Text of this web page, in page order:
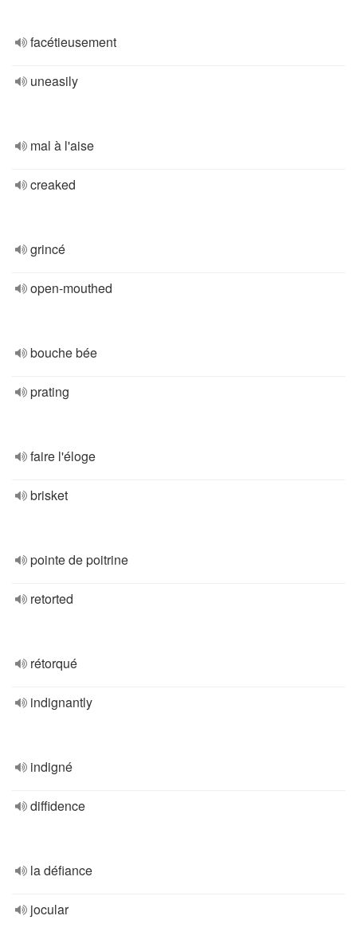
facétieusement
uneasily
mal à l'aise
creaked
grincé
open-mouthed
bouche bée
prating
faire l'éloge
brisket
pointe de poitrine
retorted
rétorqué
indignantly
indigné
diffidence
la défiance
jocular